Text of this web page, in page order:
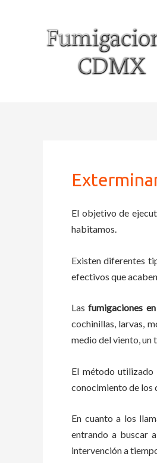
El objetivo de
habitamos.
Existen diferentes
efectivos que
Las fumigaciones
cochinillas, larvas,
medio del viento, un
El método utilizado
conocimiento de los
En cuanto a los
entrando a buscar
intervención a